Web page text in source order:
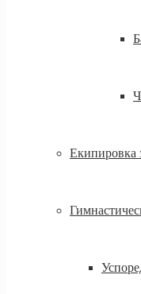
Екипировка